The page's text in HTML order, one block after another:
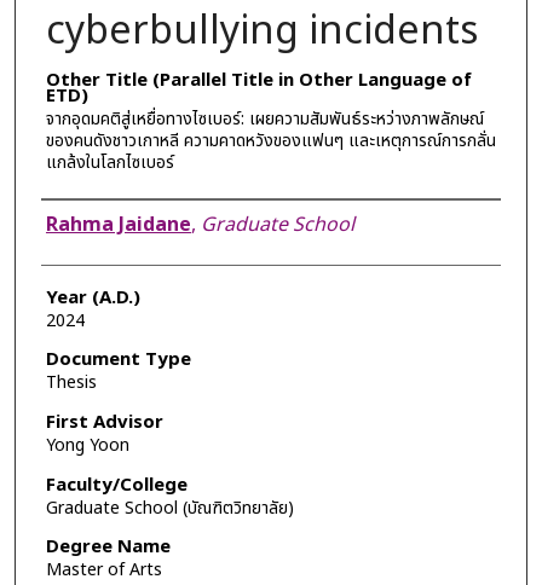
cyberbullying incidents
Other Title (Parallel Title in Other Language of
ETD)
จากอุดมคติสู่เหยื่อทางไซเบอร์: เผยความสัมพันธ์ระหว่างภาพลักษณ์
ของคนดังชาวเกาหลี ความคาดหวังของแฟนๆ และเหตุการณ์การกลั่น
แกล้งในโลกไซเบอร์
Author
Rahma Jaidane, Graduate School
Year (A.D.)
2024
Document Type
Thesis
First Advisor
Yong Yoon
Faculty/College
Graduate School (บัณฑิตวิทยาลัย)
Degree Name
Master of Arts